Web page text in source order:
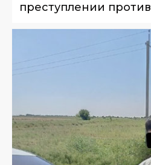
преступлении против